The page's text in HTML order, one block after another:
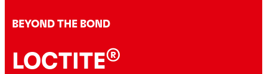
BEYOND THE BOND
LOCTITE®